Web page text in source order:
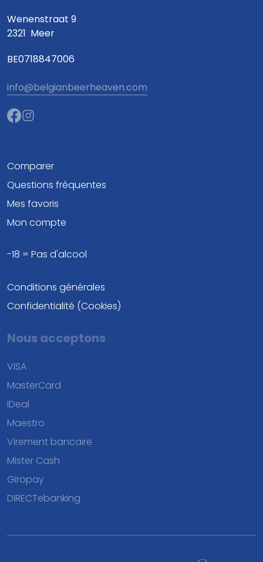
Wenenstraat 9
2321 Meer
BE0718847006
info@belgianbeerheaven.com
Comparer
Questions fréquentes
Mes favoris
Mon compte
-18 = Pas d'alcool
Conditions générales
Confidentialité (Cookies)
Nous acceptons
VISA
MasterCard
iDeal
Maestro
Virement bancaire
Mister Cash
Giropay
DIRECTebanking